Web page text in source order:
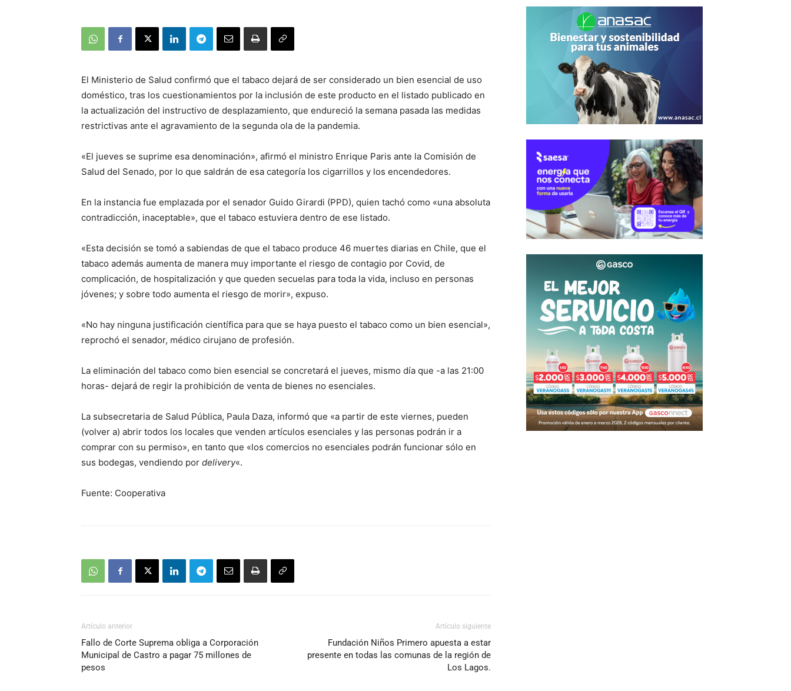
El Ministerio de Salud confirmó que el tabaco dejará de ser considerado un bien esencial de uso
doméstico, tras los cuestionamientos por la inclusión de este producto en el listado publicado en
la actualización del instructivo de desplazamiento, que endureció la semana pasada las medidas
restrictivas ante el agravamiento de la segunda ola de la pandemia.
«El jueves se suprime esa denominación», afirmó el ministro Enrique Paris ante la Comisión de
Salud del Senado, por lo que saldrán de esa categoría los cigarrillos y los encendedores.
En la instancia fue emplazada por el senador Guido Girardi (PPD), quien tachó como «una absoluta
contradicción, inaceptable», que el tabaco estuviera dentro de ese listado.
«Esta decisión se tomó a sabiendas de que el tabaco produce 46 muertes diarias en Chile, que el
tabaco además aumenta de manera muy importante el riesgo de contagio por Covid, de
complicación, de hospitalización y que queden secuelas para toda la vida, incluso en personas
jóvenes; y sobre todo aumenta el riesgo de morir», expuso.
«No hay ninguna justificación científica para que se haya puesto el tabaco como un bien esencial»,
reprochó el senador, médico cirujano de profesión.
La eliminación del tabaco como bien esencial se concretará el jueves, mismo día que -a las 21:00
horas- dejará de regir la prohibición de venta de bienes no esenciales.
La subsecretaria de Salud Pública, Paula Daza, informó que «a partir de este viernes, pueden
(volver a) abrir todos los locales que venden artículos esenciales y las personas podrán ir a
comprar con su permiso», en tanto que «los comercios no esenciales podrán funcionar sólo en
sus bodegas, vendiendo por delivery«.
Fuente: Cooperativa
Artículo anterior
Fallo de Corte Suprema obliga a Corporación
Municipal de Castro a pagar 75 millones de
pesos
Artículo siguiente
Fundación Niños Primero apuesta a estar
presente en todas las comunas de la región de
Los Lagos.